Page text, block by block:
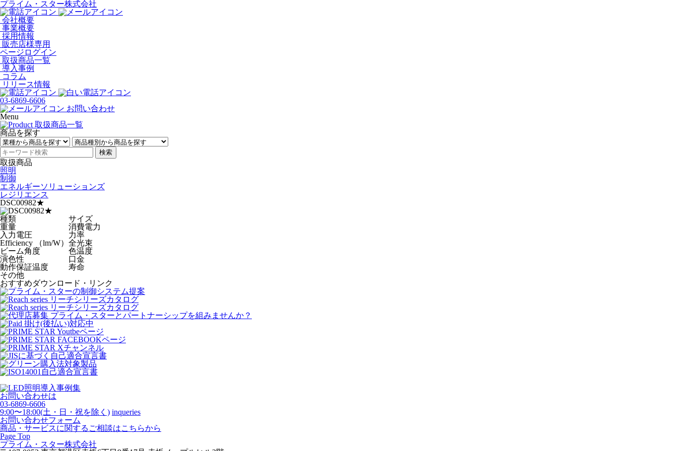
プライム・スター株式会社
会社概要
事業概要
採用情報
販売店様専用
ページログイン
取扱商品一覧
導入事例
コラム
リリース情報
03-6869-6606
お問い合わせ
Menu
商品を探す
検索
取扱商品
照明
制御
エネルギーソリューションズ
レジリエンス
DSC00982★
種類
サイズ
重量
消費電力
入力電圧
力率
Efficiency （lm/W） 全光束
ビーム角度
色温度
演色性
口金
動作保証温度
寿命
その他
おすすめダウンロード・リンク
お問い合わせは
03-6869-6606
9:00〜18:00(土・日・祝を除く) inqueries
お問い合わせフォーム
商品・サービスに関するご相談はこちらから
Page Top
プライム・スター株式会社